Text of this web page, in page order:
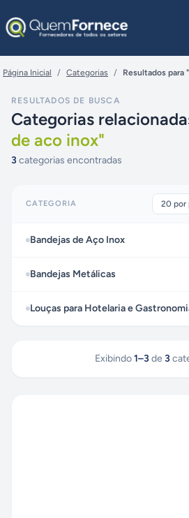
Página Inicial / Categorias / Resultados para
RESULTADOS DE BUSCA
Categorias
de aco inox"
3 categorias encontradas
CATEGORIA
Bandejas de Aço Inox
Bandejas Metálicas
Louças para Hotelaria e
Exibindo 1–3 de 3